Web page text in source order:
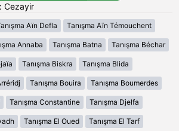
Cezayir
Aïn Defla Tanışma Aïn Témouchent
Annaba Tanışma Batna Tanışma Béchar
Tanışma Biskra Tanışma Blida
Tanışma Bouira Tanışma Boumerdes
Tanışma Constantine Tanışma Djelfa
Tanışma El Oued Tanışma El Tarf